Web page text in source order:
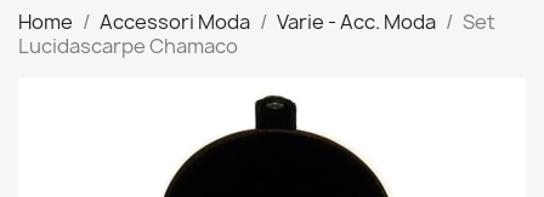
Home Accessori Moda Varie - Acc. Moda
Set
Lucidascarpe Chamaco